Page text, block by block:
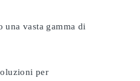
una vasta gamma di
per